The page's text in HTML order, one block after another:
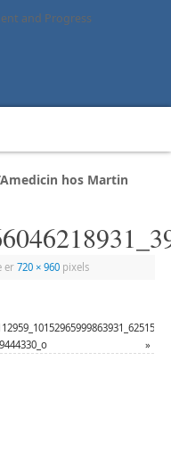
hos Martin
er720 × 960pixels
»